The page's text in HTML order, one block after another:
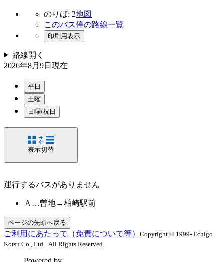
のりば: 2地図
このバス停の路線一覧
印刷用表示
路線開く
2026年8月9日 現在
平日
土曜
日曜/祝日
表示切替
運行するバスがありません
Ａ…曽地→柏崎駅前
ページの先頭へ戻る
ご利用にあたって（免責について等） Copyright © 1999- Echigo
Kotsu Co., Ltd. All Rights Reserved.